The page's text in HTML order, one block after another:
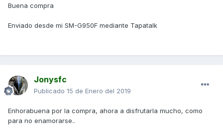
Buena compra
Enviado desde mi SM-G950F mediante Tapatalk
Jonysfc
Publicado 15 de Enero del 2019
Enhorabuena por la compra, ahora a disfrutarla mucho, como
para no enamorarse..